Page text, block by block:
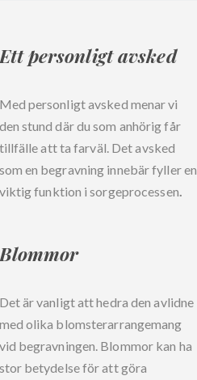
Ett personligt avsked
Med personligt avsked menar vi
den stund där du som anhörig får
tillfälle att ta farväl. Det avsked
som en begravning innebär fyller en
viktig funktion i sorgeprocessen.
Blommor
Det är vanligt att hedra den avlidne
med olika blomsterarrangemang
vid begravningen. Blommor kan ha
stor betydelse för att göra